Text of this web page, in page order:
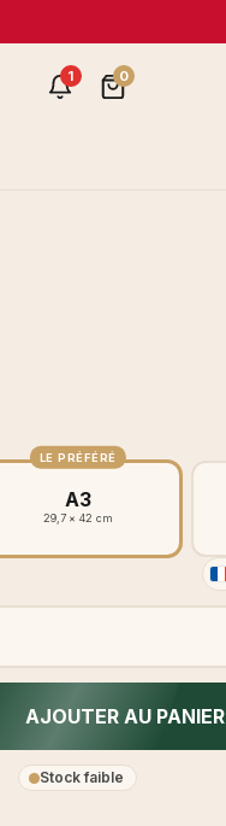
1 0
LE PRÉFÉRÉ
A3
29,7 × 42 cm
AJOUTER AU PANIER
Stock faible